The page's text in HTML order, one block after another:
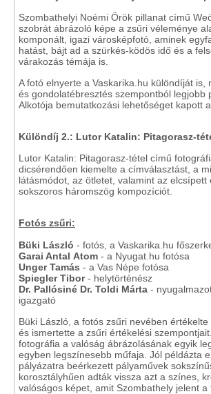
Szombathelyi Noémi Örök pillanat című
szobrát ábrázoló képe a zsűri véleménye
komponált, igazi városképfotó, aminek
hatást, bájt ad a szürkés-ködös idő és a
várakozás témája is.
A fotó elnyerte a Vaskarika.hu különdíját is,
és gondolatébresztés szempontból legjobb
Alkotója bemutatkozási lehetőséget kapott
Különdíj 2.: Lutor Katalin: Pitagorasz-
Lutor Katalin: Pitagorasz-tétel című
dicsérendően kiemelte a címválasztást, a
látásmódot, az ötletet, valamint az elcsípett
sokszoros háromszög kompozíciót.
Fotós zsűri:
Büki László - fotós, a Vaskarika.hu
Garai Antal Atom - a Nyugat.hu fotósa
Unger Tamás - a Vas Népe fotósa
Spiegler Tibor- helytörténész
Dr. Pallósiné Dr. Toldi Márta -
igazgató
Büki László, a fotós zsűri nevében
és ismertette a zsűri értékelési
fotográfia a valóság ábrázolásának egyik
egyben legszínesebb műfaja. Jól példázta
pályázatra beérkezett pályaművek
korosztályhűen adták vissza azt a színes,
valóságos képet, amit Szombathely jelent a